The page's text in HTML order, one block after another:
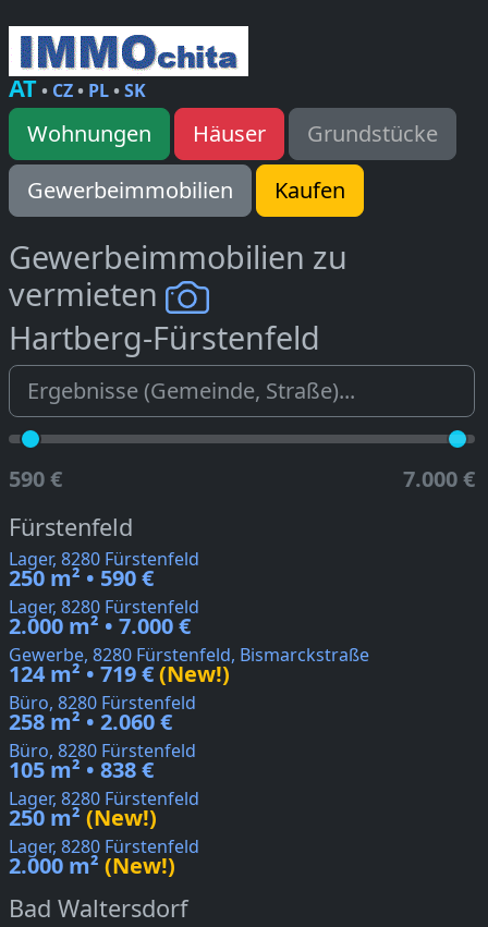
AT• CZ• PL•SK
Wohnungen Häuser
Grundstücke
Gewerbeimmobilien
Kaufen
Gewerbeimmobilien zu
vermieten
Hartberg-Fürstenfeld
590 € 7.000 €
Fürstenfeld
Lager, 8280 Fürstenfeld
250 m² • 590 €
Lager, 8280 Fürstenfeld
2.000 m² • 7.000 €
Gewerbe, 8280 Fürstenfeld, Bismarckstraße
124 m² • 719 €(New!)
Büro, 8280 Fürstenfeld
258 m² • 2.060 €
Büro, 8280 Fürstenfeld
105 m² • 838 €
Lager, 8280 Fürstenfeld
250 m² (New!)
Lager, 8280 Fürstenfeld
2.000 m² (New!)
Bad Waltersdorf